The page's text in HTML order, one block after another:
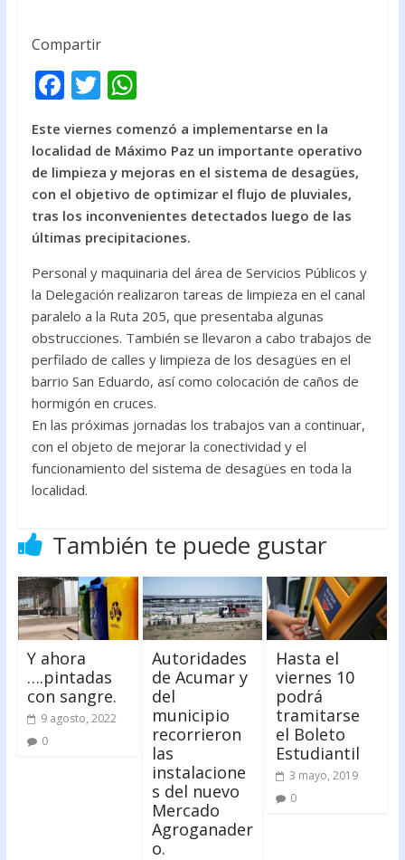
Compartir
F
ac
e
b
o
o
T
itt
er
W
at
s
A
p
p
Este viernes comenzó a implementarse en la
localidad de Máximo Paz un importante operativo
de limpieza y mejoras en el sistema de desagües,
con el objetivo de optimizar el flujo de pluviales,
tras los inconvenientes detectados luego de las
últimas precipitaciones.
Personal y maquinaria del área de Servicios Públicos y
la Delegación realizaron tareas de limpieza en el canal
paralelo a la Ruta 205, que presentaba algunas
obstrucciones. También se llevaron a cabo trabajos de
perfilado de calles y limpieza de los desagües en el
barrio San Eduardo, así como colocación de caños de
hormigón en cruces.
En las próximas jornadas los trabajos van a continuar,
con el objeto de mejorar la conectividad y el
funcionamiento del sistema de desagües en toda la
localidad.
También te puede gustar
Y ahora
….pintadas
con sangre.
9 agosto, 2022
0
Autoridades
de Acumar y
del
municipio
recorrieron
las
instalacione
s del nuevo
Mercado
Agroganader
o.
Hasta el
viernes 10
podrá
tramitarse
el Boleto
Estudiantil
3 mayo, 2019
0